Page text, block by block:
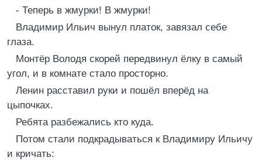
- Теперь в жмурки! В жмурки!
Владимир Ильич вынул платок, завязал себе
глаза.
Монтёр Володя скорей передвинул ёлку в самый
угол, и в комнате стало просторно.
Ленин расставил руки и пошёл вперёд на
цыпочках.
Ребята разбежались кто куда.
Потом стали подкрадываться к Владимиру Ильичу
и кричать: